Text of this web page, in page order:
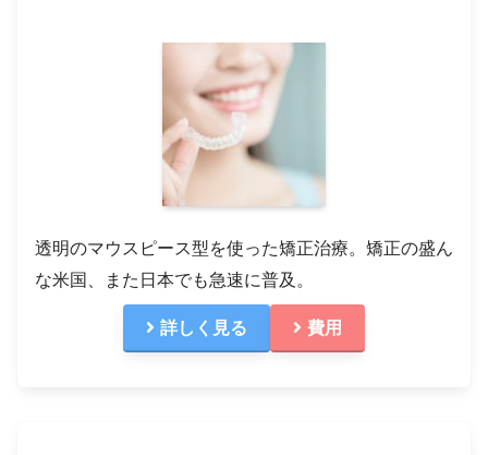
透明のマウスピース型を使った矯正治療。矯正の盛ん
な米国、また日本でも急速に普及。
詳しく見る 費用